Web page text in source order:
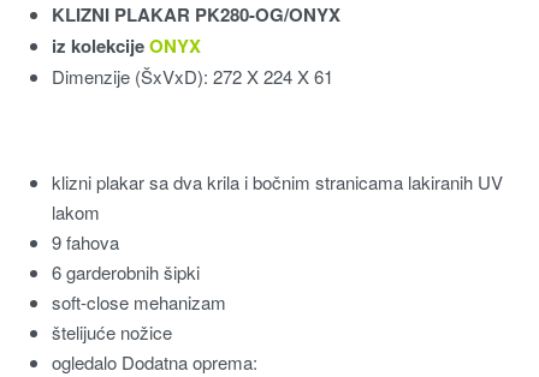
KLIZNI PLAKAR PK280-OG/ONYX
iz kolekcijeONYX
Dimenzije (ŠxVxD): 272 X 224 X 61
klizni plakar sa dva krila i bočnim stranicama lakiranih UV
lakom
9 fahova
6 garderobnih šipki
soft-close mehanizam
štelijuće nožice
ogledalo Dodatna oprema: